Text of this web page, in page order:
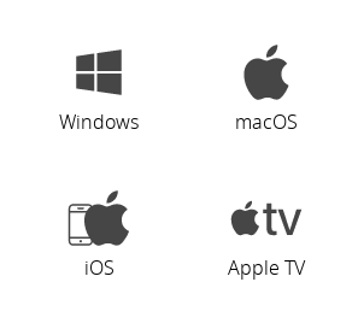
Windows macOS
iOS Apple TV